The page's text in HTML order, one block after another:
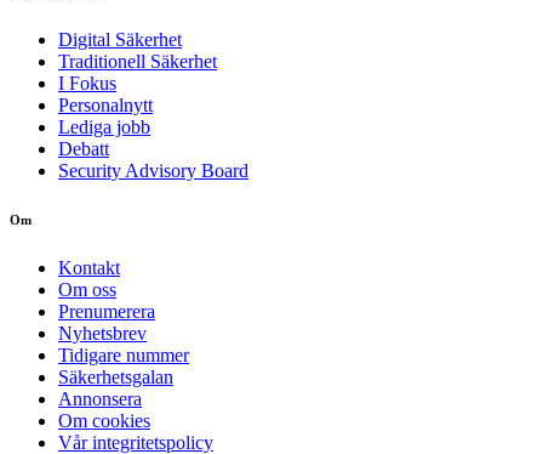
Digital Säkerhet
Traditionell Säkerhet
I Fokus
Personalnytt
Lediga jobb
Debatt
Security Advisory Board
Om
Kontakt
Om oss
Prenumerera
Nyhetsbrev
Tidigare nummer
Säkerhetsgalan
Annonsera
Om cookies
Vår integritetspolicy